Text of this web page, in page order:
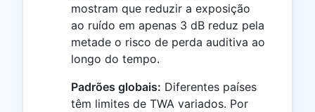
mostram que reduzir a exposição
ao ruído em apenas 3 dB reduz pela
metade o risco de perda auditiva ao
longo do tempo.
Padrões globais: Diferentes países
têm limites de TWA variados. Por